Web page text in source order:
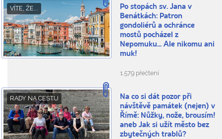
VÍTE, ŽE...
Po stopách sv. Jana v
Benátkách: Patron
gondoliérů a ochránce
mostů pocházel z
Nepomuku... Ale nikomu ani
muk!
1.579 přečtení
RADY NA CESTU
Na co si dát pozor při
návštěvě památek (nejen) v
Římě: Nůžky, nože, brousím!
aneb Jak si užít město bez
zbytečných trablů?